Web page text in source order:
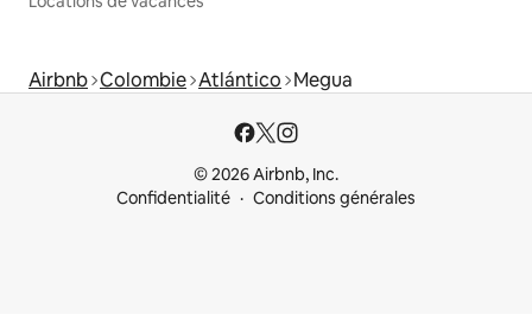
Airbnb Colombie Atlántico Megua
© 2026 Airbnb, Inc.
Confidentialité
Conditions générales